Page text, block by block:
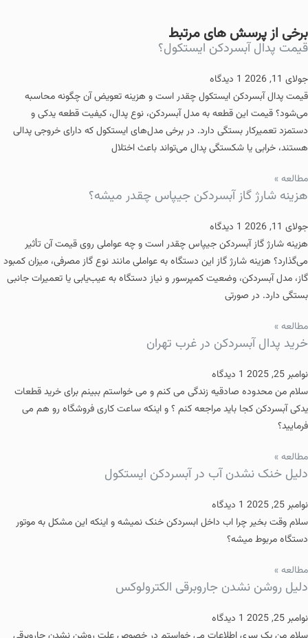
برخی از پرسش های مرتبط
قیمت پدال آبسردکن ایستکول؟
جولای 11, 2026
1 دیدگاه
قیمت پدال آبسردکن ایستکول چقدر است و هزینه تعویض آن چگونه محاسبه
می‌شود؟ قیمت این قطعه به مدل آبسردکن، نوع پدال، کیفیت قطعه یدکی و
دستمزد تعمیرکار بستگی دارد. در برخی مدل‌های ایستکول که دارای خروجی پدالی
هستند، خرابی یا شکستگی پدال می‌تواند باعث اختلال
مطالعه »
هزینه شارژ گاز آبسردکن جیپاس چقدر میشه؟
جولای 11, 2026
1 دیدگاه
هزینه شارژ گاز آبسردکن جیپاس چقدر است و چه عواملی روی قیمت آن تأثیر
می‌گذارد؟ هزینه شارژ گاز این دستگاه به عواملی مانند نوع گاز مصرفی، میزان کمبود
گاز، مدل آبسردکن، وضعیت کمپرسور و نیاز دستگاه به عیب‌یابی یا تعمیرات جانبی
بستگی دارد. در صورتی
مطالعه »
خرید پدال آبسردکن در غرب تهران
نوامبر 25, 2025
1 دیدگاه
سلام من محدوده صادقیه زندگی می کنم و می خواستم ببینم برای خرید قطعات
یدکی آبسردکن کجا باید مراجعه کنم ؟ و اینکه ساعت کاری فروشگاه رو هم می
فرمایید؟
مطالعه »
دلیل خنک نشدن آب در آبسردکن ایستکول
نوامبر 25, 2025
1 دیدگاه
سلام وقت بخیر چرا اب داخل ابسردکن خنک نمیشه و اینکه این مشکل به موتور
دستگاه مربوط میشه؟
مطالعه »
دلیل روشن نشدن جاروبرقی الکترولوکس
نوامبر 25, 2025
1 دیدگاه